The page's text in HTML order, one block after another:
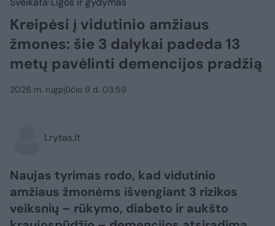
Kreipėsi į vidutinio amžiaus
žmones: šie 3 dalykai padeda 13
metų pavėlinti demencijos pradžią
2026 m. rugpjūčio 9 d. 03:59
Lrytas.lt
Naujas tyrimas rodo, kad vidutinio
amžiaus žmonėms išvengiant 3 rizikos
veiksnių – rūkymo, diabeto ir aukšto